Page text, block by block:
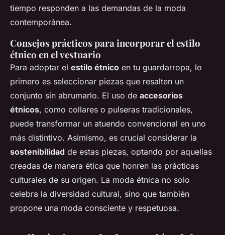
tiempo responden a las demandas de la moda
contemporánea.
Consejos prácticos para incorporar el estilo
étnico en el vestuario
Para adoptar el estilo étnico en tu guardarropa, lo
primero es seleccionar piezas que resalten un
conjunto sin abrumarlo. El uso de accesorios
étnicos, como collares o pulseras tradicionales,
puede transformar un atuendo convencional en uno
más distintivo. Asimismo, es crucial considerar la
sostenibilidad de estas piezas, optando por aquellas
creadas de manera ética que honren las prácticas
culturales de su origen. La moda étnica no solo
celebra la diversidad cultural, sino que también
propone una moda consciente y respetuosa.